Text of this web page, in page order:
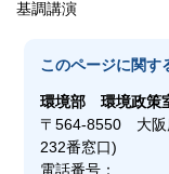
基調講演
このページに関す
環境部環境政策
〒564-8550 大阪
232番窓口)
電話番号：